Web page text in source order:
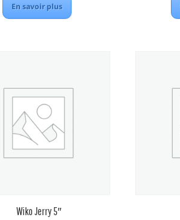
En savoir plus
Wiko Jerry 5″